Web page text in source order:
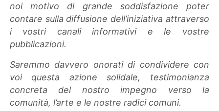
noi motivo di grande soddisfazione poter
contare sulla diffusione dell’iniziativa attraverso
i vostri canali informativi e le vostre
pubblicazioni.
Saremmo davvero onorati di condividere con
voi questa azione solidale, testimonianza
concreta del nostro impegno verso la
comunità, l’arte e le nostre radici comuni.